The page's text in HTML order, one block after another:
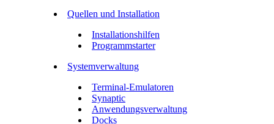
Quellen und Installation
Installationshilfen
Programmstarter
Systemverwaltung
Terminal-Emulatoren
Synaptic
Anwendungsverwaltung
Docks